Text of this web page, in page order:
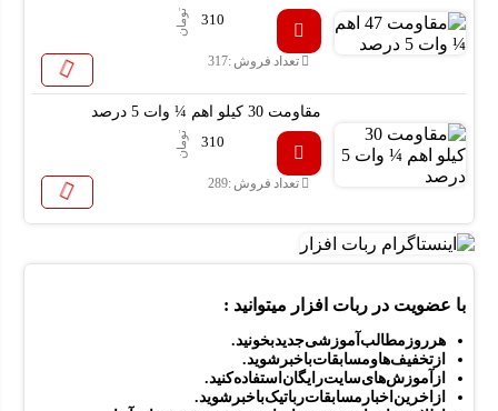
310
تومان
تعداد فروش :317
مقاومت 30 کیلو اهم ¼ وات 5 درصد
310
تومان
تعداد فروش :289
با عضویت در ربات افزار میتوانید :
هر روز مطالب آموزشی جدید بخونید.
از تخفیف ها و مسابقات باخبرشوید.
از آموزش های سایت رایگان استفاده کنید.
از اخرین اخبار مسابقات رباتیک با خبر شوید .